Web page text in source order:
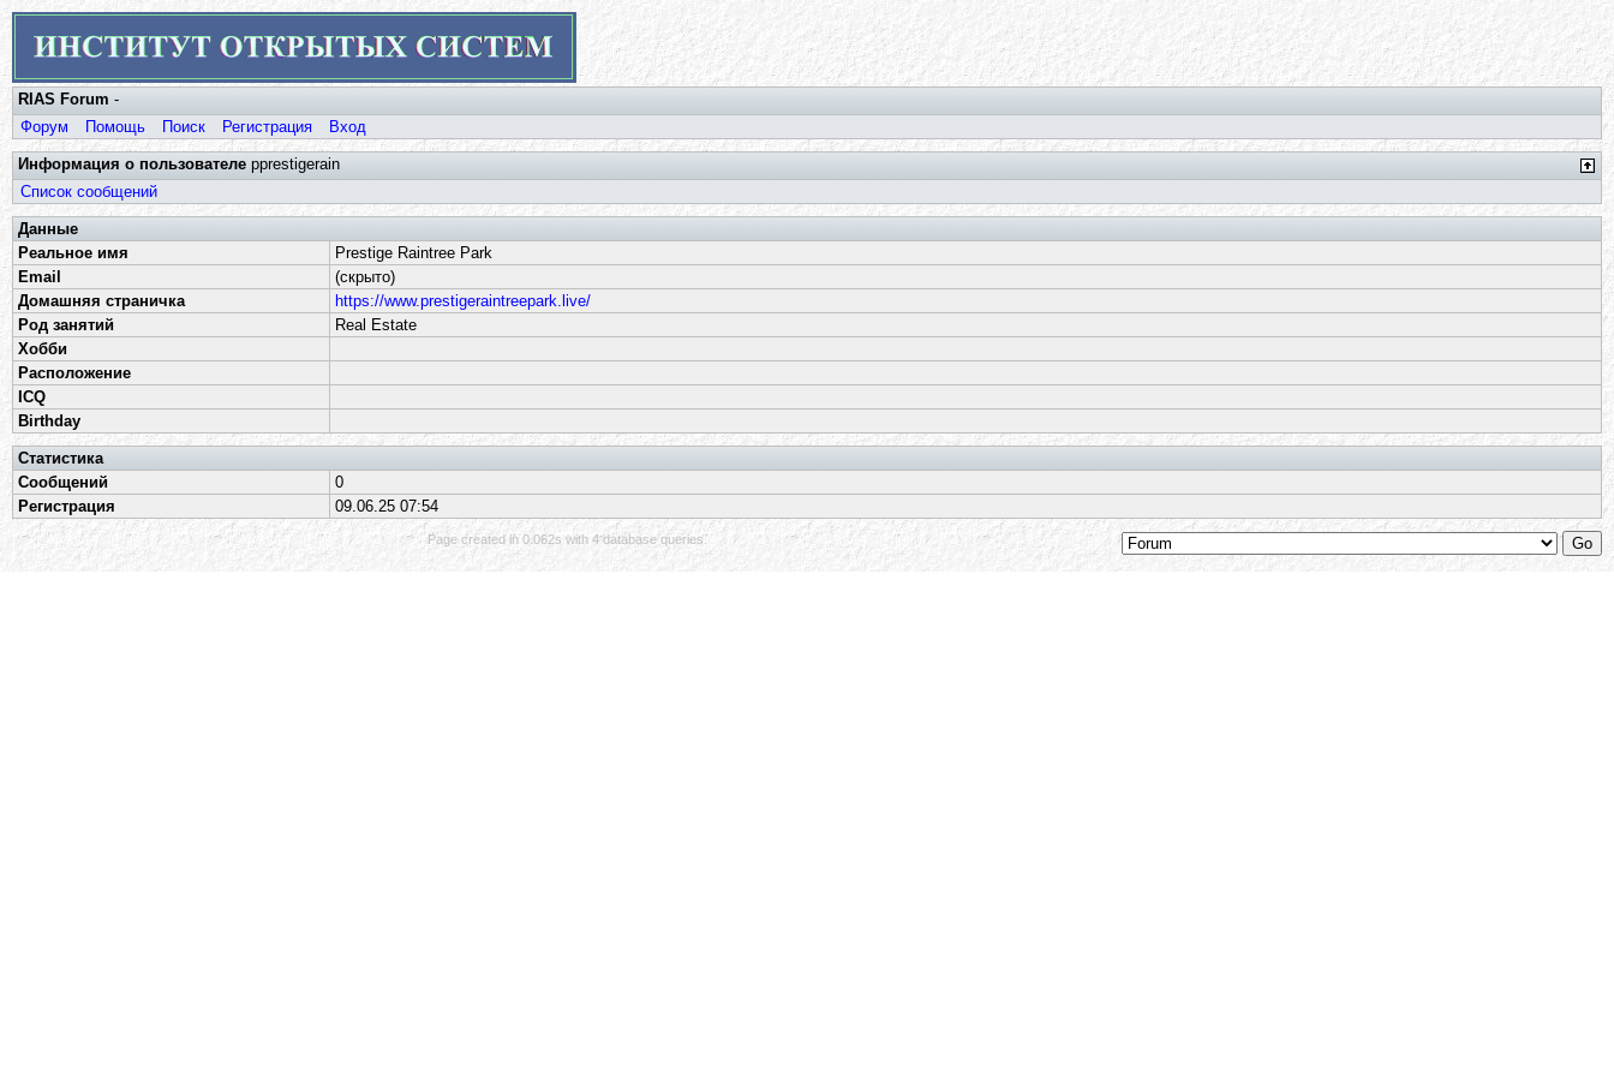
RIAS Forum -
Форум
Помощь Поиск Регистрация Вход
Информация о пользователе pprestigerain
Список сообщений
Данные
Реальное имя
Prestige Raintree Park
Email
(скрыто)
Домашняя страничка
https://www.prestigeraintreepark.live/
Род занятий
Real Estate
Хобби
Расположение
ICQ
Birthday
Статистика
Сообщений
0
Регистрация
09.06.25 07:54
Page created in 0.062s with 4 database queries.